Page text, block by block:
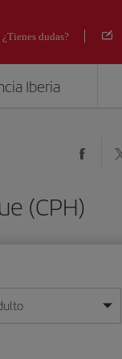
¿Tienes dudas?
Iberia
(CPH)
mes/año